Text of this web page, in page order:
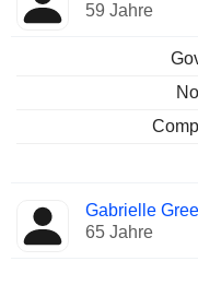
59 Jahre
Gabrielle
65 Jahre